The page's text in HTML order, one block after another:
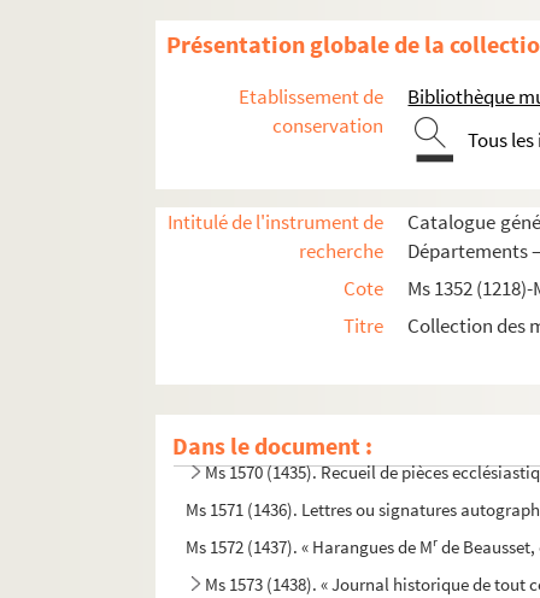
Présentation globale de la
Etablissement de
conservation
Bibliothèque
Tous
Intitulé de l'instrument de
recherche
Catalogue
Départements
Cote
Ms 1352
Titre
Collection des
Dans le document :
Ms 1533 (1398). « L'art de la verrerie
Ms 1534 (1399). « Cronica Veneta »
Ms 1535 (1400). S. Athanasii et Petri Diaconi
Ms 1536 (1401). Vizcaino Brasa, « Felicidad
Ms 1538 (1403). Bréviaire à l'usage d'une
Ms 1539-1553 (1404-1418). Livres choraux
Ms 1554 (1419). Bibliorum pars posterior
Ms 1555 (1420). Lettres de noblesse
Ms 1558-1569 (1423-1434). Pièces, notes
Ms 1570 (1435). Recueil de pièces
Ms 1571 (1436). Lettres ou signatures
Ms 1572 (1437). « Harangues de Mr de
Ms 1573 (1438). « Journal historique de tout